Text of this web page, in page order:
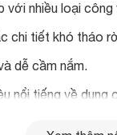
với nhiều loại công
chi tiết khó tháo
dễ cầm nắm.
nổi tiếng về dụng